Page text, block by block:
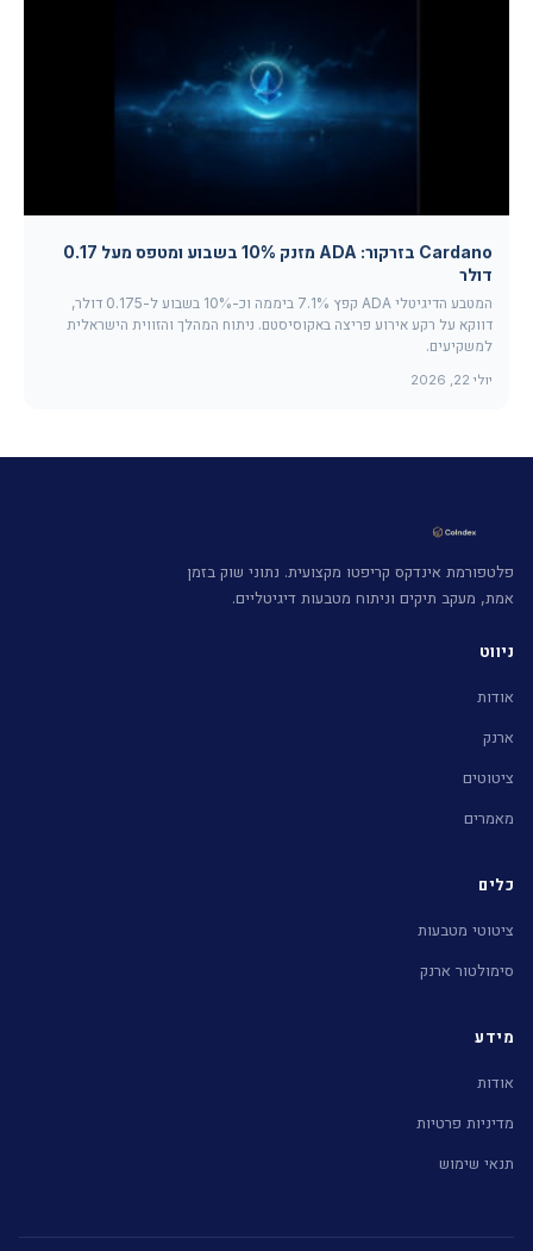
Cardano בזרקור: ADA מזנק 10% בשבוע ומטפס מעל 0.17
דולר
המטבע הדיגיטלי ADA קפץ 7.1% ביממה וכ-10% בשבוע ל-0.175 דולר,
דווקא על רקע אירוע פריצה באקוסיסטם. ניתוח המהלך והזווית הישראלית
למשקיעים.
יולי 22, 2026
פלטפורמת אינדקס קריפטו מקצועית. נתוני שוק בזמן
אמת, מעקב תיקים וניתוח מטבעות דיגיטליים.
ניווט
אודות
ארנק
ציטוטים
מאמרים
כלים
ציטוטי מטבעות
סימולטור ארנק
מידע
אודות
מדיניות פרטיות
תנאי שימוש